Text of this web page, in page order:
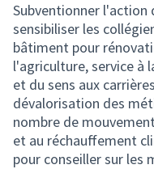
Subventionner l'action
sensibiliser les
bâtiment pour
l'agriculture, service à
et du sens aux
dévalorisation des
nombre de
et au réchauffement
pour conseiller sur les